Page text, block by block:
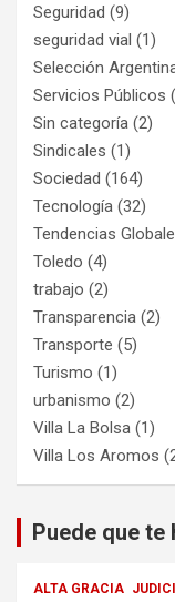
Seguridad (9)
seguridad vial (1)
Selección
Servicios Públicos
Sin categoría (2)
Sindicales (1)
Sociedad (164)
Tecnología (32)
Tendencias
Toledo (4)
trabajo (2)
Transparencia (2)
Transporte (5)
Turismo (1)
urbanismo (2)
Villa La Bolsa (1)
Villa Los Aromos
Puede que te
ALTA GRACIA